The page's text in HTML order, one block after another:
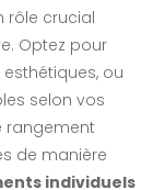
rôle crucial
Optez pour
ou
selon vos
rangement
de manière
individuels